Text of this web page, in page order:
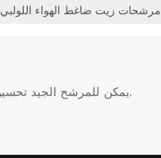
مرشحات زيت ضاغط الهواء اللولبي
يمكن للمرشح الجيد تحسين كفاءة ضاغط الهواء.